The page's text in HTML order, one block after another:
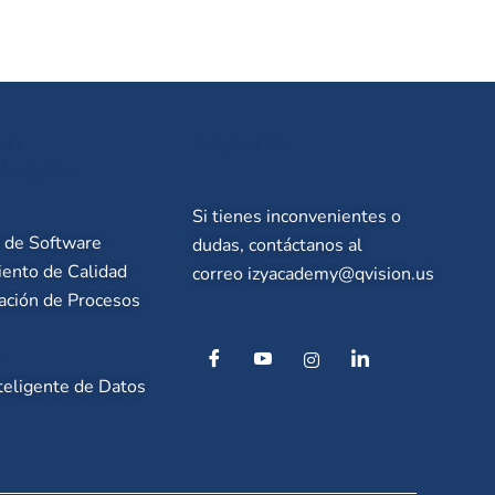
Software
de Calidad
de Procesos
de Datos
Si tienes inconvenientes o
dudas, contáctanos al
correo izyacademy@qvision.us